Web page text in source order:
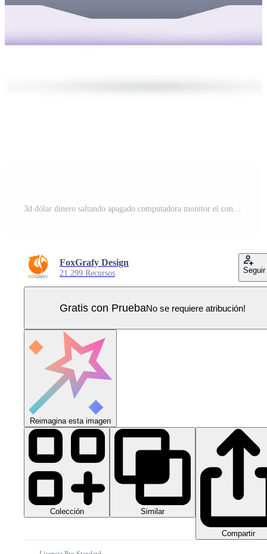
3d dólar dinero saltando apagado computadora monitor el concepto de financiero actas en el Internet. Vector Pro
FoxGrafy Design
21.299 Recursos Seguir
Gratis con PruebaNo se requiere atribución!
Reimagina esta imagen
Colección Similar
Compartir